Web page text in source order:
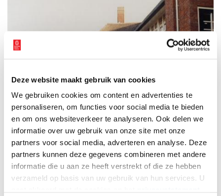
Deze website maakt gebruik van cookies
We gebruiken cookies om content en advertenties te
personaliseren, om functies voor social media te bieden
en om ons websiteverkeer te analyseren. Ook delen we
informatie over uw gebruik van onze site met onze
partners voor social media, adverteren en analyse. Deze
partners kunnen deze gegevens combineren met andere
informatie die u aan ze heeft verstrekt of die ze hebben
verzameld op basis van uw gebruik van hun services. U
Fabritiusschool.